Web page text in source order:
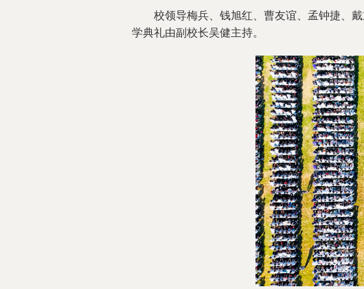
校领导梅兵、钱旭红、曹友谊、孟钟捷、戴
学典礼由副校长吴健主持。